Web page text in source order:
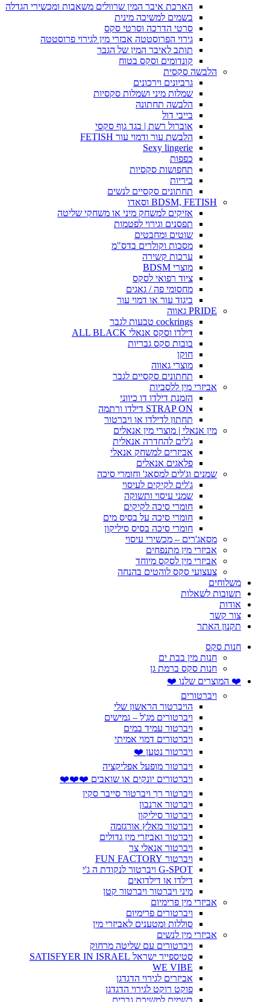
הארכת איבר המין שרוולים משאבות ומכשירי הגדלה
בשמים למשיכה מינית
סרטי הדרכה וסרטי סקס
גירוי הפרוסטטה אבזרי מין לגירוי פרוסטטה
תותב לאיבר המין של הגבר
קונדומים וסקס בטוח
הלבשה סקסית
גרביונים וירכונים
שמלות מיני ושמלות סקסיות
הלבשה תחתונה
בייבי דול
אוברול רשת | בגד גוף סקסי
הלבשת עור ודמוי עור FETISH
Sexy lingerie
כפפות
תחפושות סקסיות
ביריות
תחתונים סקסיים לנשים
BDSM, FETISH וסאדו
אזיקים למשחק מיני או משחקי שליטה
תפסנים וגירוי לפטמות
שוטים ומחבטים
מסכות וקולרים בדס"מ
ערכות קשירה
מוצרי BDSM
ציוד רפואי לסקס
מחסומי פה / גאגים
ביגוד עור או דמוי עור
PRIDE גאווה
cockrings טבעות לגבר
דילדו וסקס אנאלי ALL BLACK
בובות סקס גבריות
חוקן
מוצרי גאווה
תחתונים סקסיים לגבר
אביזרי מין ללסביות
הזמנת דילדו דו כיווני
STRAP ON דילדו ורתמה
תחתון לדילדו או ויברטור
מין אנאלי | מוצרי מין אנאלים
ג'לים להחדרה אנאלית
אביזרים למשחק אנאלי
פלאגים אנאלים
שמנים וג'לים למסאג' וחומרי סיכה
ג'לים לקיקים לעיסוי
שמני עיסוי ותשוקה
חומרי סיכה לקיקים
חומרי סיכה על בסיס מים
חומרי סיכה בסיס סיליקון
מסאג'רים – מכשירי עיסוי
אביזרי מין מתנפחים
אביזרי מין לסקס מיוחד
צעצועי סקס לוהטים בהנחה
משלוחים
תשובות לשאלות
אודות
צור קשר
תקנון האתר
חנות סקס
חנות מין בבת ים
חנות סקס ברמת גן
❤️ המוצרים שלנו ❤️
ויברטורים
הויברטור הראשון שלי
ויברטורים מג'ל – גמישים
ויברטור עמיד במים
ויברטורים דמוי אמיתי
ויברטור נטען ❤️
ויברטור מופעל אפליקציה
ויברטורים יונקים או שואבים ❤️❤️❤️
ויברטור רך ויברטור סייבר סקין
ויברטור ארנבון
ויברטור סיליקון
ויברטור מאלץ אורגזמה
ויברטור ואביזרי מין גדולים
ויברטור אנאלי צר
ויברטור FUN FACTORY
G-SPOT ויברטור לנקודת ה ג'י
דילדו או דילדואים
מיני ויברטור ויברטור קטן
אביזרי מין פרימיום
ויברטורים פרימיום
סוללות ומטענים לאביזרי מין
אביזרי מין לנשים
ויברטורים עם שליטה מרחוק
סטיספייר ישראל SATISFYER IN ISRAEL
WE VIBE
אביזרים לגירוי הדגדגן
פוקט רוקט לגירוי הדגדגן
בשמים למשיכת גברים